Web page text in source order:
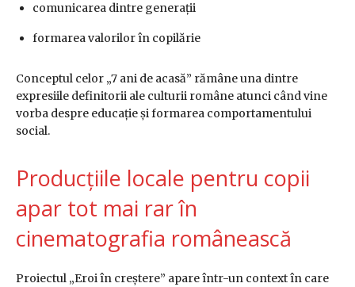
comunicarea dintre generații
formarea valorilor în copilărie
Conceptul celor „7 ani de acasă” rămâne una dintre
expresiile definitorii ale culturii române atunci când vine
vorba despre educație și formarea comportamentului
social.
Producțiile locale pentru copii
apar tot mai rar în
cinematografia românească
Proiectul „Eroi în creștere” apare într-un context în care